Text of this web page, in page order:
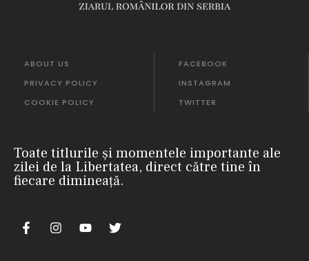
ABOUT US
PRIVACY POLICY
COOKIE POLICY
FACEBOOK
INSTAGRAM
TWITTER
Toate titlurile și momentele importante ale
zilei de la Libertatea, direct către tine în
fiecare dimineață.